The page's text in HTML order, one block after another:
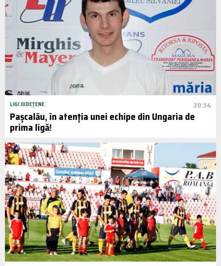
LIGI JUDEȚENE 20:34
Pașcalău, în atenția unei echipe din Ungaria de
prima ligă!